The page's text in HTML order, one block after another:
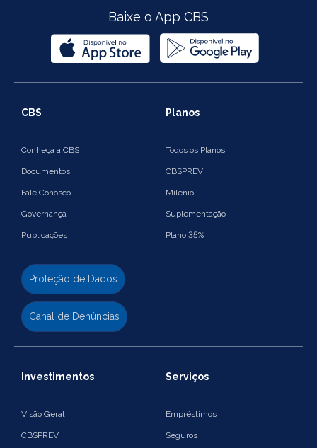
Baixe o App CBS
CBS
Conheça a CBS
Documentos
Fale Conosco
Governança
Publicações
Proteção de Dados
Canal de Denúncias
Planos
Todos os Planos
CBSPREV
Milênio
Suplementação
Plano 35%
Investimentos
Visão Geral
CBSPREV
Serviços
Empréstimos
Seguros